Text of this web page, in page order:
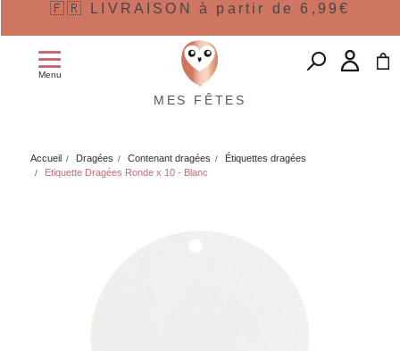
🇫🇷 LIVRAISON à partir de 6,99€
Menu
MES FÊTES
Accueil Dragées Contenant dragées
Étiquettes dragées
Etiquette Dragées Ronde x 10 - Blanc